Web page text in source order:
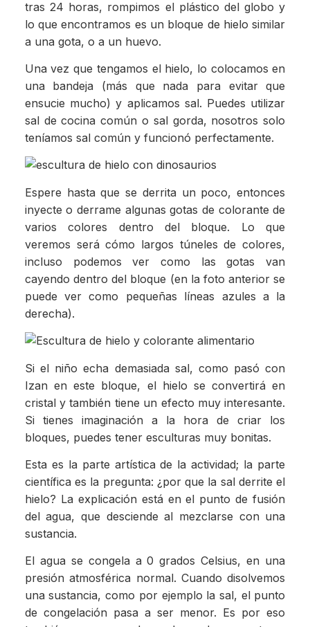
tras 24 horas, rompimos el plástico del globo y
lo que encontramos es un bloque de hielo similar
a una gota, o a un huevo.
Una vez que tengamos el hielo, lo colocamos en
una bandeja (más que nada para evitar que
ensucie mucho) y aplicamos sal. Puedes utilizar
sal de cocina común o sal gorda, nosotros solo
teníamos sal común y funcionó perfectamente.
Espere hasta que se derrita un poco, entonces
inyecte o derrame algunas gotas de colorante de
varios colores dentro del bloque. Lo que
veremos será cómo largos túneles de colores,
incluso podemos ver como las gotas van
cayendo dentro del bloque (en la foto anterior se
puede ver como pequeñas líneas azules a la
derecha).
Si el niño echa demasiada sal, como pasó con
Izan en este bloque, el hielo se convertirá en
cristal y también tiene un efecto muy interesante.
Si tienes imaginación a la hora de criar los
bloques, puedes tener esculturas muy bonitas.
Esta es la parte artística de la actividad; la parte
científica es la pregunta: ¿por que la sal derrite el
hielo? La explicación está en el punto de fusión
del agua, que desciende al mezclarse con una
sustancia.
El agua se congela a 0 grados Celsius, en una
presión atmosférica normal. Cuando disolvemos
una sustancia, como por ejemplo la sal, el punto
de congelación pasa a ser menor. Es por eso